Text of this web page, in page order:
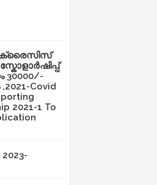
30000/-
Covid
2021-1 To